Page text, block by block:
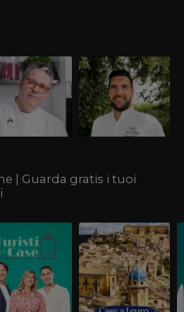
Knam
1963, tedesco di
e milanese
Knam è tra i
migliori
Tommaso Foglia
Classe 1990 nato a Nola, è
stato “Pastry Chef
dell’anno 2022” per
Gambero Rosso. Scopri
di più sul giudice di
| Guarda gratis i tuoi